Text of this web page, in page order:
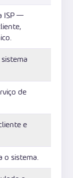
ISP —
de
e
o sistema.